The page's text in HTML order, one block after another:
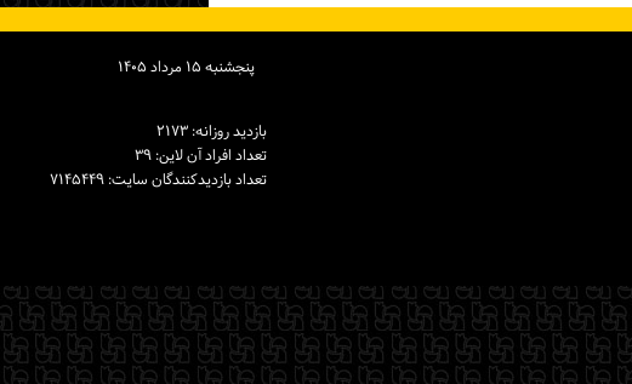
پنجشنبه ۱۵ مرداد ۱۴۰۵
بازدید روزانه: ۲۱۷۳
تعداد افراد آن لاین: ۳۹
تعداد بازدیدكنندگان سایت: ۷۱۴۵۴۴۹